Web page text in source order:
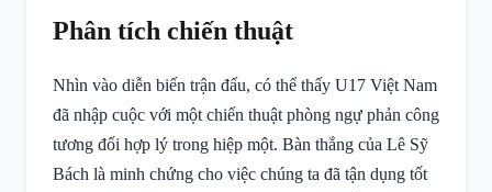
Phân tích chiến thuật
Nhìn vào diễn biến trận đấu, có thể thấy U17 Việt Nam
đã nhập cuộc với một chiến thuật phòng ngự phản công
tương đối hợp lý trong hiệp một. Bàn thắng của Lê Sỹ
Bách là minh chứng cho việc chúng ta đã tận dụng tốt